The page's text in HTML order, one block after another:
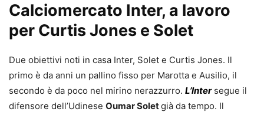
Calciomercato Inter, a lavoro
per Curtis Jones e Solet
Due obiettivi noti in casa Inter, Solet e Curtis Jones. Il
primo è da anni un pallino fisso per Marotta e Ausilio, il
secondo è da poco nel mirino nerazzurro. L’Intersegue il
difensore dell’Udinese Oumar Soletgià da tempo. Il